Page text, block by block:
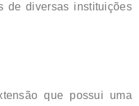
de diversas instituições
que possui uma